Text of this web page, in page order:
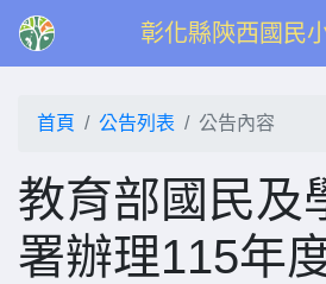
彰化縣陝西國民
首頁 公告列表 公告內容
教育部國民及
署辦理115年